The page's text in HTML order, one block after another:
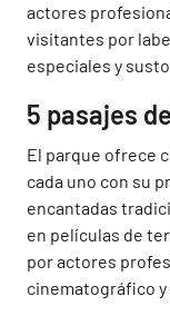
actores
visitantes por
especiales y
5 pasajes
El parque ofrece
cada uno con su
encantadas
en películas de
por actores
cinematográfico y